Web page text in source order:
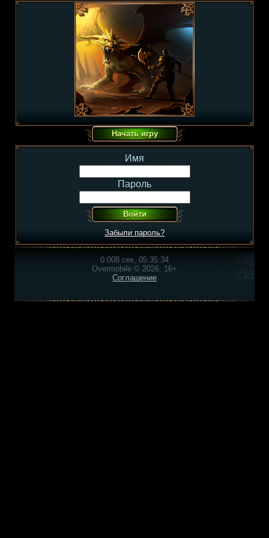
Имя
Пароль
Забыли пароль?
0.008 сек, 05:35:34
Overmobile © 2026, 16+
Соглашение